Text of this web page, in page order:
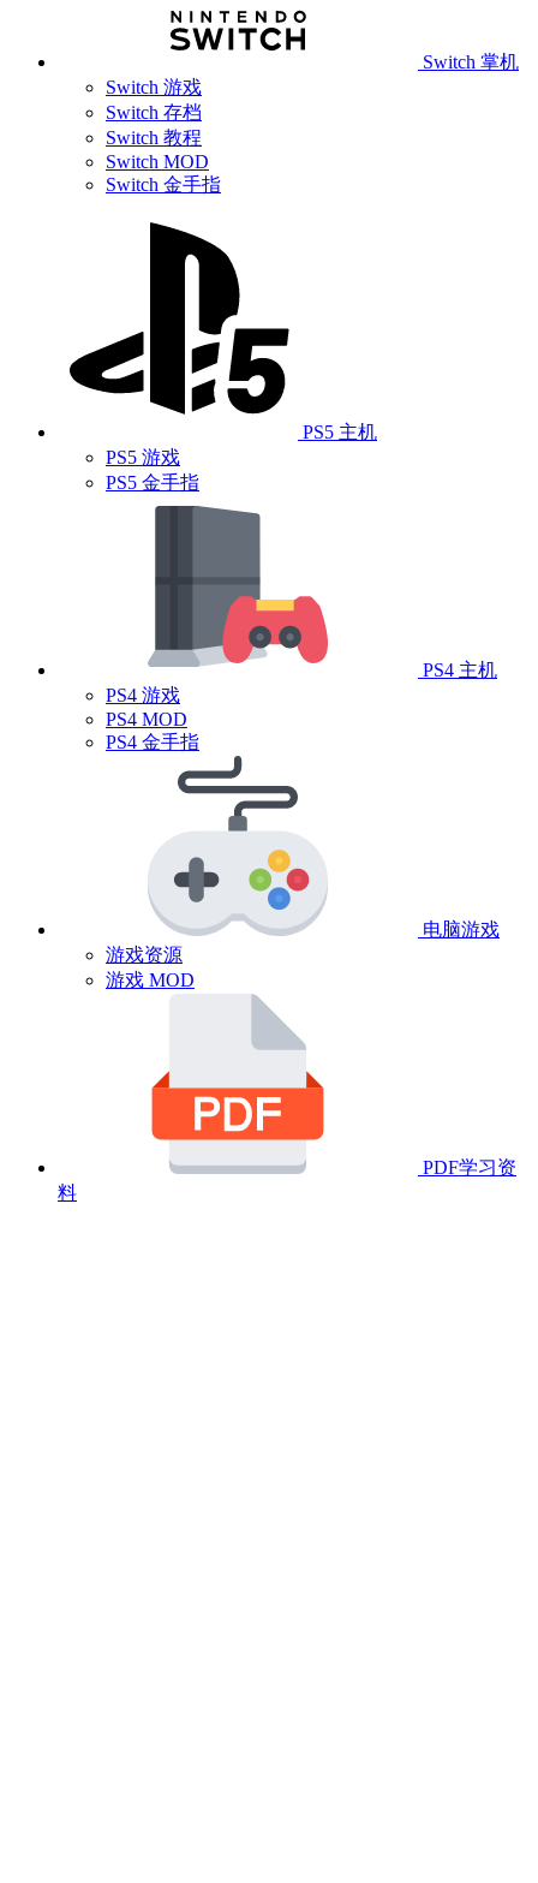
Switch 掌机
Switch 游戏
Switch 存档
Switch 教程
Switch MOD
Switch 金手指
PS5 主机
PS5 游戏
PS5 金手指
PS4 主机
PS4 游戏
PS4 MOD
PS4 金手指
电脑游戏
游戏资源
游戏 MOD
PDF学习资
料